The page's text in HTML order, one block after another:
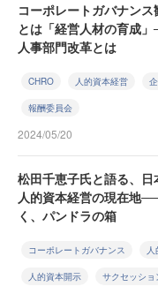
コーポレートガバナン
とは「経営人材の育成
人事部門改革とは
CHRO 人的資本経営
報酬委員会
2024/05/20
松田千恵子氏と語る、
人的資本経営の現在地
く、パンドラの箱
コーポレートガバナンス
人的資本開示 サクセッシ